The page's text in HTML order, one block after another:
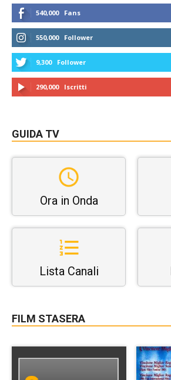
540,000 Fans
550,000 Follower
9,300 Follower
290,000 Iscritti
GUIDA TV
Ora in Onda
Lista Canali
FILM STASERA